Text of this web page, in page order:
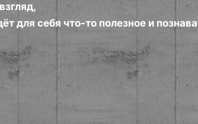
для себя что-то полезное и